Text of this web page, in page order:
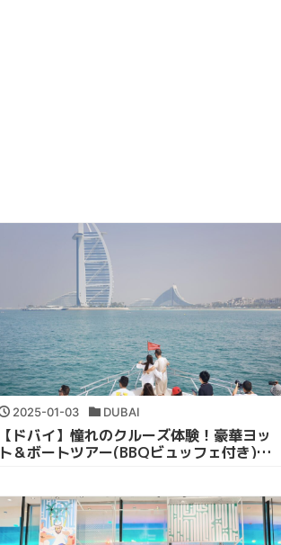
2025-01-03 DUBAI
【ドバイ】憧れのクルーズ体験！豪華ヨッ
ト＆ボートツアー(BBQビュッフェ付き)｜